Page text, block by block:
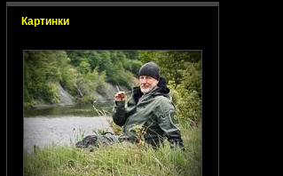
Картинки